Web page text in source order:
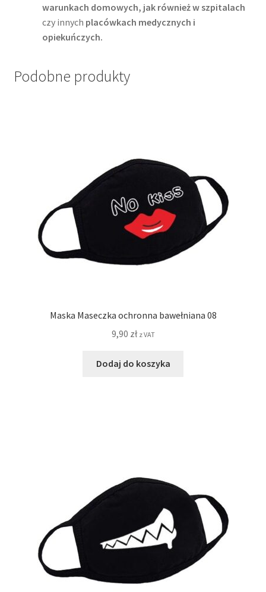
warunkach domowych, jak również w szpitalach
czy innych placówkach medycznych i
opiekuńczych.
Podobne produkty
Maska Maseczka ochronna bawełniana 08
9,90 zł z VAT
Dodaj do koszyka